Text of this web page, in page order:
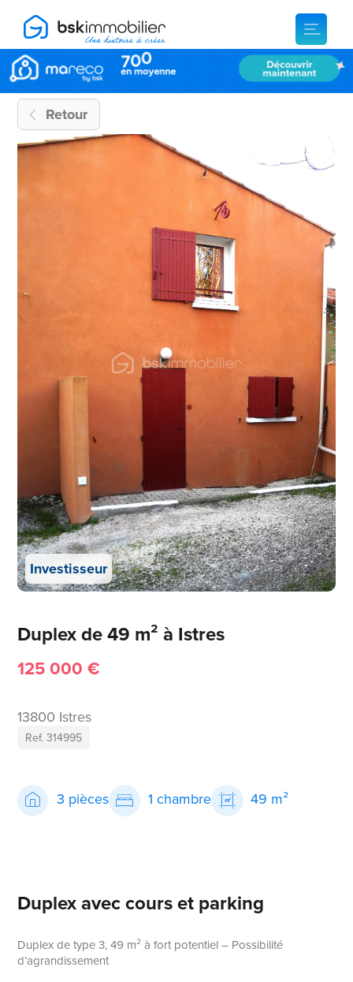
Retour
Investisseur
Duplex de 49 m² à Istres
125 000 €
13800 Istres
Ref. 314995
3 pièces 1 chambre 49 m²
Duplex avec cours et parking
Duplex de type 3, 49 m² à fort potentiel – Possibilité
d’agrandissement